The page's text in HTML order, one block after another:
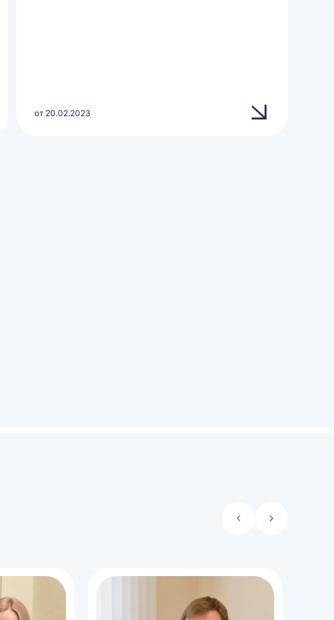
от 20.02.2023
СтрелкаСтрелка